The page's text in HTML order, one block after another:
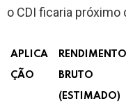
o CDI ficaria próximo
APLICA
ÇÃO
RENDIMENTO
BRUTO
(ESTIMADO)